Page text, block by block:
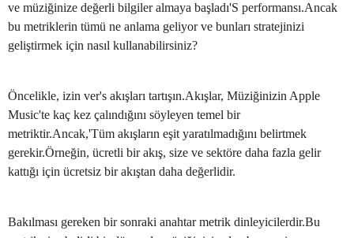
ve müziğinize değerli bilgiler almaya başladı'S performansı.Ancak
bu metriklerin tümü ne anlama geliyor ve bunları stratejinizi
geliştirmek için nasıl kullanabilirsiniz?
Öncelikle, izin ver's akışları tartışın.Akışlar, Müziğinizin Apple
Music'te kaç kez çalındığını söyleyen temel bir
metriktir.Ancak,'Tüm akışların eşit yaratılmadığını belirtmek
gerekir.Örneğin, ücretli bir akış, size ve sektöre daha fazla gelir
kattığı için ücretsiz bir akıştan daha değerlidir.
Bakılması gereken bir sonraki anahtar metrik dinleyicilerdir.Bu